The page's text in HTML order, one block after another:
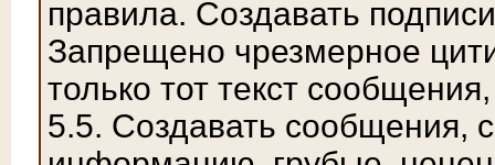
правила. Создавать
Запрещено чрезмерное
только тот текст
5.5. Создавать